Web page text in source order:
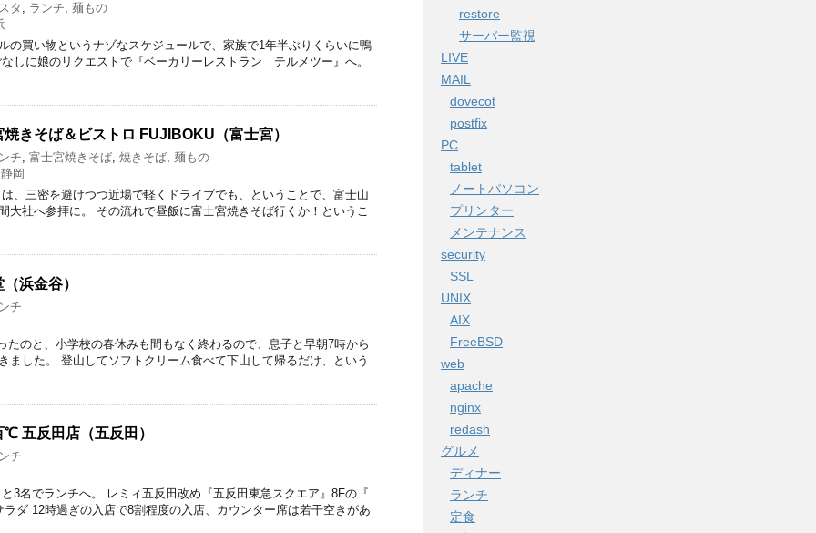
タ, ランチ, 麺もの
の買い物というナゾなスケジュールで、家族で1年半ぶりくらいに鴨
しに娘のリクエストで『ベーカリーレストラン テルメツー』へ。
きそば＆ビストロ FUJIBOKU（富士宮）
チ, 富士宮焼きそば, 焼きそば, 麺もの
静岡
、三密を避けつつ近場で軽くドライブでも、ということで、富士山
大社へ参拝に。 その流れで昼飯に富士宮焼きそば行くか！というこ
浜金谷）
チ
たのと、小学校の春休みも間もなく終わるので、息子と早朝7時から
ました。 登山してソフトクリーム食べて下山して帰るだけ、という
五反田店（五反田）
チ
3名でランチへ。 レミィ五反田改め『五反田東急スクエア』8Fの『
ダ 12時過ぎの入店で8割程度の入店、カウンター席は若干空きがあ
restore
サーバー監視
LIVE
MAIL
dovecot
postfix
PC
tablet
ノートパソコン
プリンター
メンテナンス
security
SSL
UNIX
AIX
FreeBSD
web
apache
nginx
redash
グルメ
ディナー
ランチ
定食